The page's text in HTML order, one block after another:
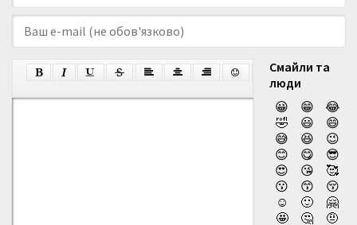
Смайли та
люди
😀
😁
😂
🤣
😃
😄
😅
😆
😉
😊
😋
😎
😍
😘
🥰
😗
😙
😚
☺️
🙂
🤗
🤩
🤔 🤨